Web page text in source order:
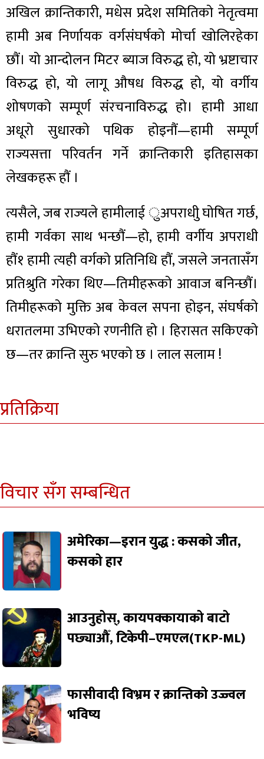
अखिल क्रान्तिकारी, मधेस प्रदेश समितिको नेतृत्वमा
हामी अब निर्णायक वर्गसंघर्षको मोर्चा खोलिरहेका
छौं। यो आन्दोलन मिटर ब्याज विरुद्ध हो, यो भ्रष्टाचार
विरुद्ध हो, यो लागू औषध विरुद्ध हो, यो वर्गीय
शोषणको सम्पूर्ण संरचनाविरुद्ध हो। हामी आधा
अधूरो सुधारको पथिक होइनौं—हामी सम्पूर्ण
राज्यसत्ता परिवर्तन गर्ने क्रान्तिकारी इतिहासका
लेखकहरू हौं ।
त्यसैले, जब राज्यले हामीलाई ुअपराधीु घोषित गर्छ,
हामी गर्वका साथ भन्छौं—हो, हामी वर्गीय अपराधी
हौं१ हामी त्यही वर्गको प्रतिनिधि हौं, जसले जनतासँग
प्रतिश्रुति गरेका थिए—तिमीहरूको आवाज बनिन्छौं।
तिमीहरूको मुक्ति अब केवल सपना होइन, संघर्षको
धरातलमा उभिएको रणनीति हो । हिरासत सकिएको
छ—तर क्रान्ति सुरु भएको छ । लाल सलाम !
प्रतिक्रिया
विचार सँग सम्बन्धित
अमेरिका—इरान युद्ध : कसको जीत,
कसको हार
आउनुहोस्, कायपक्कायाको बाटो
पछ्याऔँ, टिकेपी–एमएल(TKP-ML)
फासीवादी विभ्रम र क्रान्तिको उज्ज्वल
भविष्य